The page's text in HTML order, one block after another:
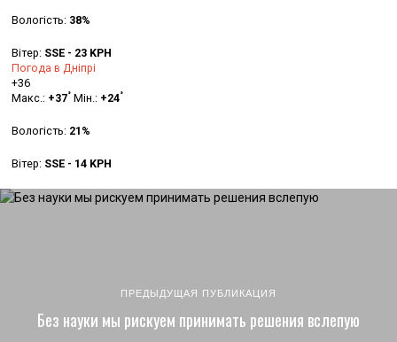
Вологість: 38%
Вітер: SSE - 23 KPH
Погода в Дніпрі
+36
Макс.: +37° Мін.: +24°
Вологість: 21%
Вітер: SSE - 14 KPH
ПРЕДЫДУЩАЯ ПУБЛИКАЦИЯ
Без науки мы рискуем принимать решения вслепую